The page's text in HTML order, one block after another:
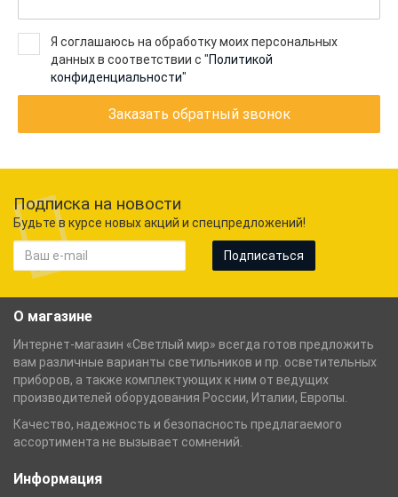
Я соглашаюсь на обработку моих персональных
данных в соответствии с "Политикой
конфиденциальности"
Заказать обратный звонок
Подписка на новости
Будьте в курсе новых акций и спецпредложений!
Подписаться
О магазине
Интернет-магазин «Светлый мир» всегда готов предложить
вам различные варианты светильников и пр. осветительных
приборов, а также комплектующих к ним от ведущих
производителей оборудования России, Италии, Европы.
Качество, надежность и безопасность предлагаемого
ассортимента не вызывает сомнений.
Информация